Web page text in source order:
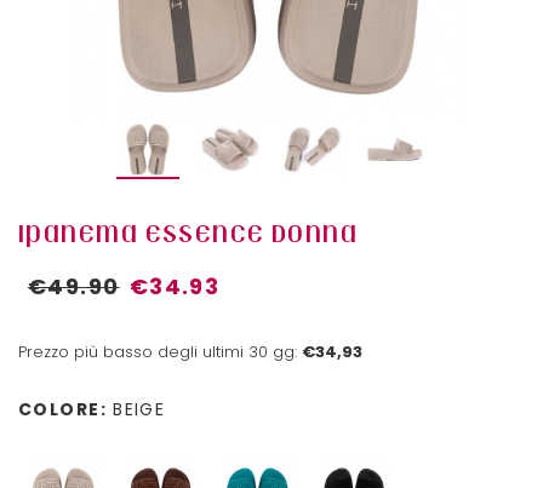
IPANEMA ESSENCE DONNA
€49.90 €34.93
Prezzo più basso degli ultimi 30 gg: €34,93
COLORE: BEIGE